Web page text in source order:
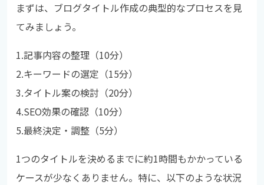
まずは、ブログタイトル作成の典型的なプロセスを見
てみましょう。
1.記事内容の整理（10分）
2.キーワードの選定（15分）
3.タイトル案の検討（20分）
4.SEO効果の確認（10分）
5.最終決定・調整（5分）
1つのタイトルを決めるまでに約1時間もかかっている
ケースが少なくありません。特に、以下のような状況